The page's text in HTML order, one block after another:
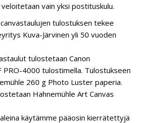
vain yksi postituskulu.
tulostuksen tekee
Kuva-Järvinen yli 50 vuoden
tulostetaan Canon
PRO-4000 tulostimella. Tulostukseen
260 g Photo Luster paperia.
Hahnemühle Art Canvas
käytämme pääosin kierrätettyjä